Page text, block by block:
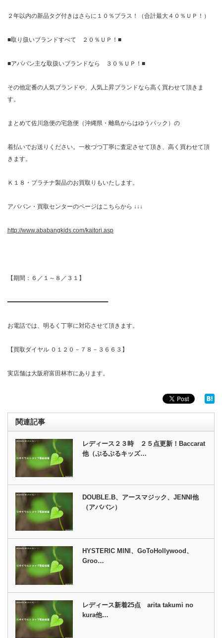
２年以内の新品タグ付きはさらに１０％プラス！（合計最大４０％ＵＰ！）
■取り扱いブランドすべて ２０％ＵＰ！■
■アババン主な取扱いブランドなら ３０％ＵＰ！■
その他定番の人気ブランドや、人気上昇ブランドなら高く買わせて頂きま
す。
まとめて佐川急便の宅急便（沖縄県・離島からはゆうパック）の
着払いでお送りください。一枚づつ丁寧に査定させて頂き、高く買わせて頂
きます。
Ｋ１８・プラチナ製品のお買取りもいたします。
アババン・買取センターのページはこちらから ↓↓↓
http://www.ababangkids.com/kaitori.asp
【期間：６／１～８／３１】
━━━━━━━━━━━━━━━━━━━━━━━━━━━━━
お電話では、明るく丁寧に対応させて頂きます。
【買取ダイヤル ０１２０－７８－３６６３】
実店舗は大阪府富田林市にあります。
関連記事
レディース２３時 ２５点更新！Baccarat
他（ぷるぷるキッズ…
DOUBLE.B、アースマジック、JENNI他
（アババン）
HYSTERIC MINI、GoToHollywood、
Groo…
レディース新着25点 arita takumi no
kura他…